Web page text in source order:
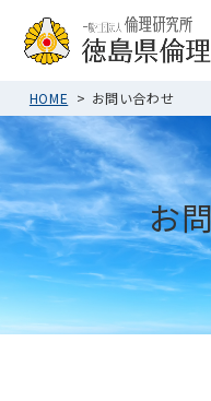
HOME お問い合わせ
お